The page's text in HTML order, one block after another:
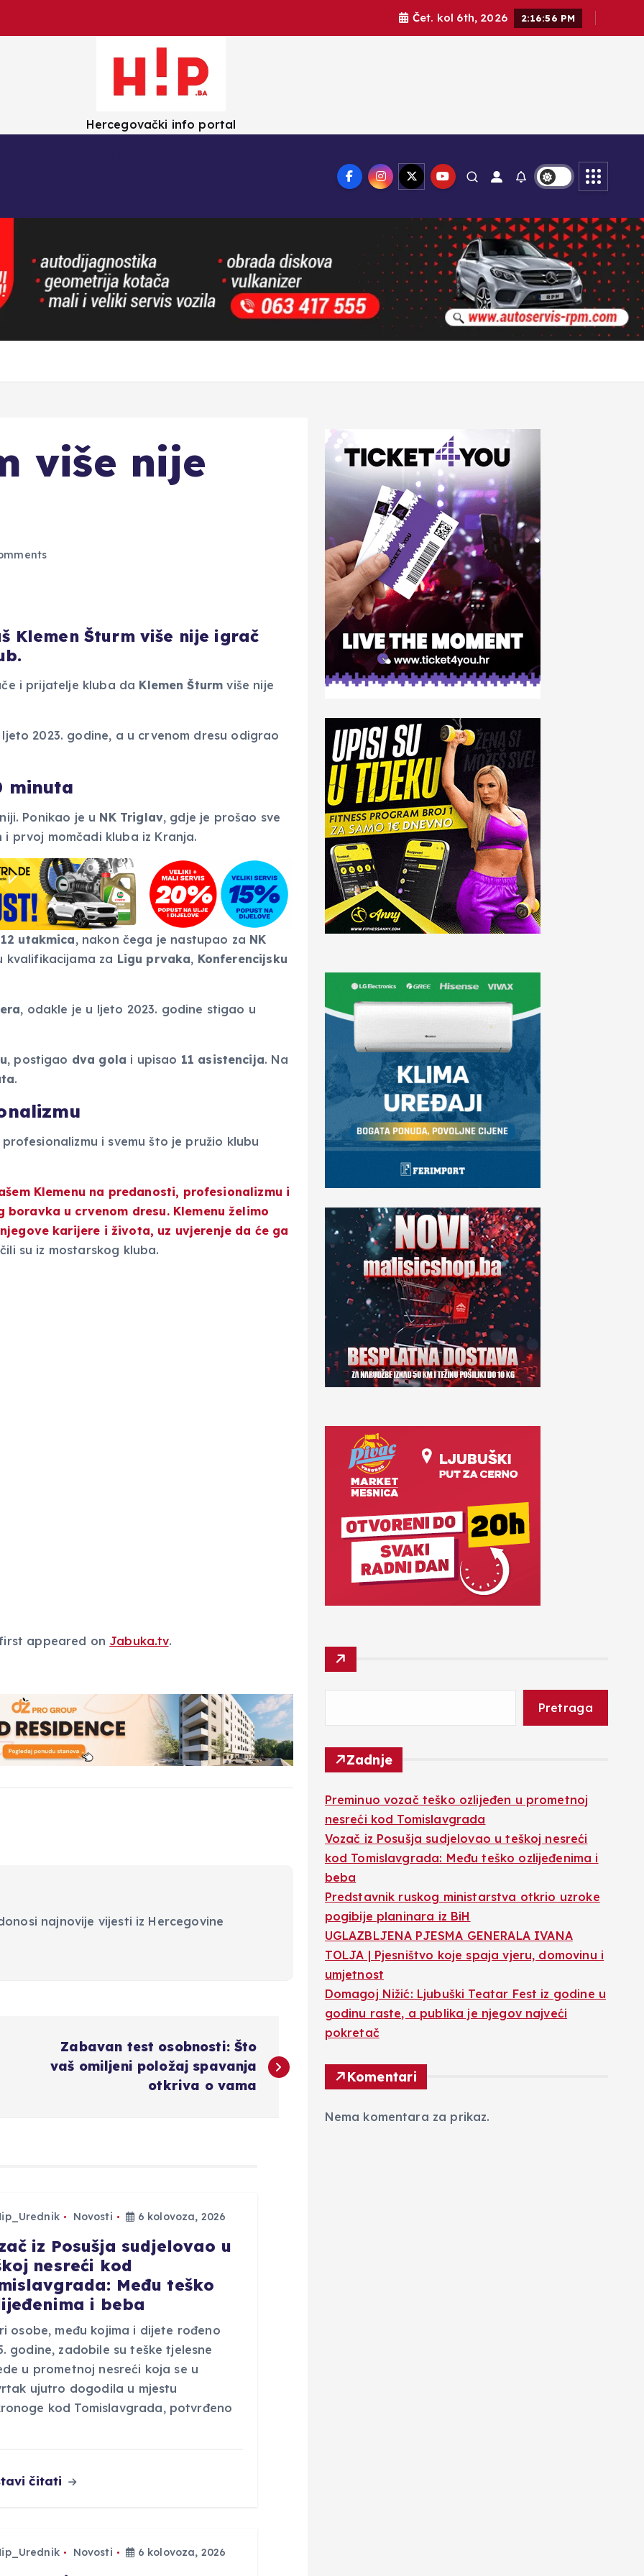
Čet. kol 6th, 2026 2:16:57 PM
Hercegovački info portal
više nije
Klemen Šturm više nije igrač
i prijatelje kluba da Klemen Šturm više nije
2023. godine, a u crvenom dresu odigrao
minuta
Ponikao je u NK Triglav, gdje je prošao sve
prvoj momčadi kluba iz Kranja.
utakmica, nakon čega je nastupao za NK
kvalifikacijama za Ligu prvaka, Konferencijsku
, odakle je u ljeto 2023. godine stigao u
, postigao dva gola i upisao 11 asistencija. Na
.
i svemu što je pružio klubu
Klemenu na predanosti, profesionalizmu i
u crvenom dresu. Klemenu želimo
karijere i života, uz uvjerenje da će ga
su iz mostarskog kluba.
appeared on Jabuka.tv.
najnovije vijesti iz Hercegovine
Zabavan test osobnosti: Što
vaš omiljeni položaj spavanja
otkriva o vama
Novosti 6 kolovoza, 2026
iz Posušja sudjelovao u
nesreći kod
Među teško
i beba
osobe, među kojima i dijete rođeno
godine, zadobile su teške tjelesne
u prometnoj nesreći koja se u
ujutro dogodila u mjestu
kod Tomislavgrada, potvrđeno
čitati
Novosti 6 kolovoza, 2026
Pretraga
Zadnje
Preminuo vozač teško ozlijeđen u prometnoj
nesreći kod Tomislavgrada
Vozač iz Posušja sudjelovao u teškoj nesreći
kod Tomislavgrada: Među teško ozlijeđenima i
beba
Predstavnik ruskog ministarstva otkrio uzroke
pogibije planinara iz BiH
UGLAZBLJENA PJESMA GENERALA IVANA
TOLJA | Pjesništvo koje spaja vjeru, domovinu i
umjetnost
Domagoj Nižić: Ljubuški Teatar Fest iz godine u
godinu raste, a publika je njegov najveći
pokretač
Komentari
Nema komentara za prikaz.